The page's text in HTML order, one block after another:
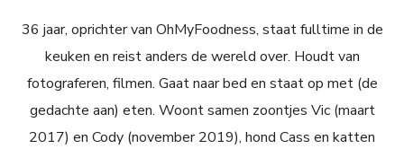
36 jaar, oprichter van OhMyFoodness, staat fulltime in de
keuken en reist anders de wereld over. Houdt van
fotograferen, filmen. Gaat naar bed en staat op met (de
gedachte aan) eten. Woont samen zoontjes Vic (maart
2017) en Cody (november 2019), hond Cass en katten